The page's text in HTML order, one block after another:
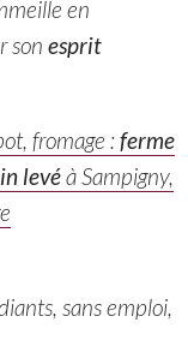
en
son esprit
fromage :ferme
levéà Sampigny,
sans emploi,